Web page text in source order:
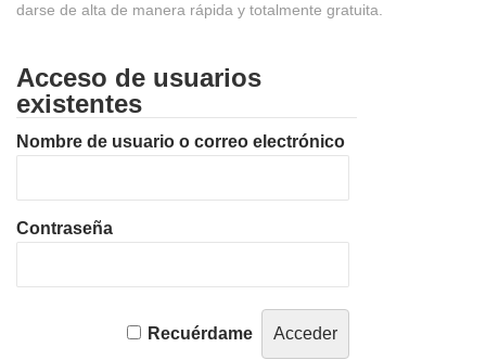
darse de alta de manera rápida y totalmente gratuita.
Acceso de usuarios
existentes
Nombre de usuario o correo electrónico
Contraseña
Recuérdame